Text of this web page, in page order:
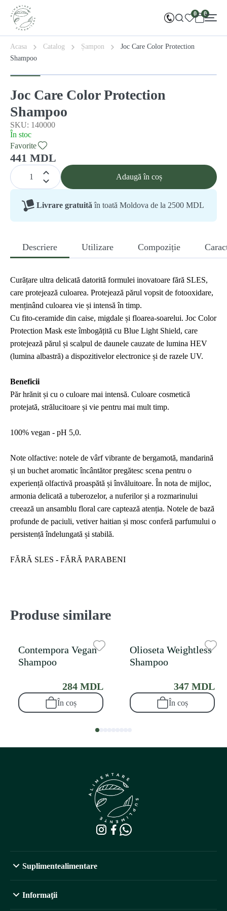
0 0
Acasa Catalog Șampon
Joc Care Color Protection
Shampoo
Joc Care Color Protection
Shampoo
SKU: 140000
În stoc
Favorite
441 MDL
Adaugă în coș
Livrare gratuită în toată Moldova de la 2500 MDL
Descriere Utilizare Compoziție
Curățare ultra delicată datorită formulei inovatoare fără SLES,
care protejează culoarea. Protejează părul vopsit de fotooxidare,
menținând culoarea vie și intensă în timp.
Cu fito-ceramide din caise, migdale și floarea-soarelui. Joc Color
Protection Mask este îmbogățită cu Blue Light Shield, care
protejează părul și scalpul de daunele cauzate de lumina HEV
(lumina albastră) a dispozitivelor electronice și de razele UV.
Beneficii
Păr hrănit și cu o culoare mai intensă. Culoare cosmetică
protejată, strălucitoare și vie pentru mai mult timp.
100% vegan - pH 5,0.
Note olfactive: notele de vârf vibrante de bergamotă, mandarină
și un buchet aromatic încântător pregătesc scena pentru o
experiență olfactivă proaspătă și învăluitoare. În nota de mijloc,
armonia delicată a tuberozelor, a nuferilor și a rozmarinului
creează un ansamblu floral care captează atenția. Notele de bază
profunde de paciuli, vetiver haitian și mosc conferă parfumului o
persistență îndelungată și stabilă.
FĂRĂ SLES - FĂRĂ PARABENI
Produse similare
Contempora Vegan
Shampoo
284 MDL
În coș
Olioseta Weightless
Shampoo
347 MDL
În coș
Suplimentealimentare
Informaţii